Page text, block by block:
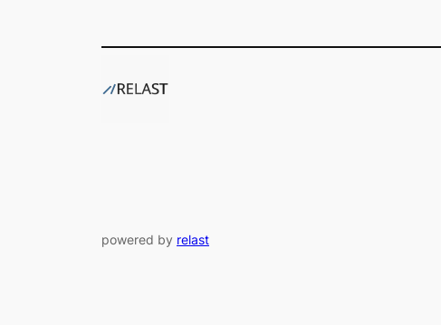
powered by relast